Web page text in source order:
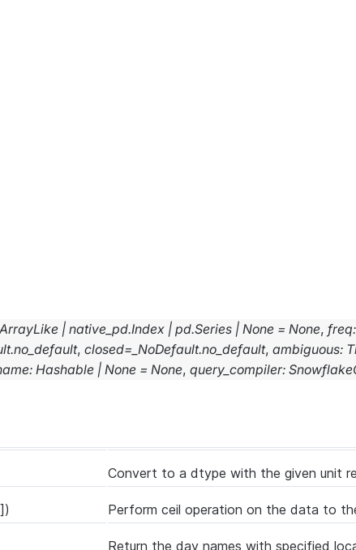
ArrayLike | native_pd.Index | pd.Series | None = None, freq:
, closed= _NoDefault.no_default, ambiguous:
: Hashable | None = None, query_compiler:
Convert to a dtype with the given unit
Perform ceil operation on the data to
Return the day names with specified